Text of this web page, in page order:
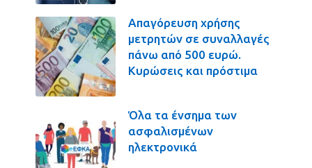
Απαγόρευση χρήσης
μετρητών σε συναλλαγές
πάνω από 500 ευρώ.
Κυρώσεις και πρόστιμα
Όλα τα ένσημα των
ασφαλισμένων
ηλεκτρονικά